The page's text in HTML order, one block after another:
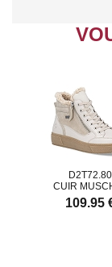
D2T72.80
CUIR
109.95